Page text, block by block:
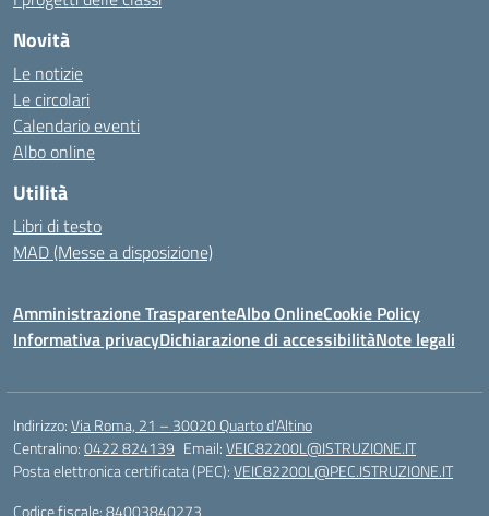
Novità
Le notizie
Le circolari
Calendario eventi
Albo online
Utilità
Libri di testo
MAD (Messe a disposizione)
Amministrazione TrasparenteAlbo OnlineCookie Policy
Informativa privacyDichiarazione di accessibilitàNote legali
Indirizzo:Via Roma, 21 – 30020 Quarto d'Altino
Centralino:0422 824139 Email:VEIC82200L@ISTRUZIONE.IT
Posta elettronica certificata (PEC):VEIC82200L@PEC.ISTRUZIONE.IT
Codice fiscale: 84003840273